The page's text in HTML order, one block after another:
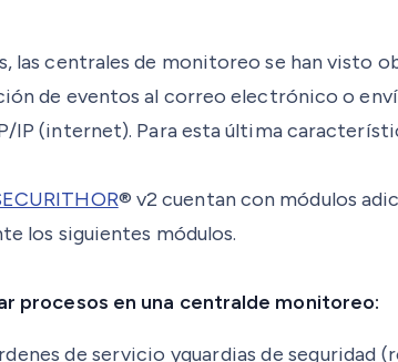
las centrales de monitoreo se han visto
de eventos al correo electrónico o
IP (internet). Para esta última
® v2 cuentan con módulos
los siguientes módulos.
procesos en una centralde monitoreo:
de servicio yguardiasde seguridad